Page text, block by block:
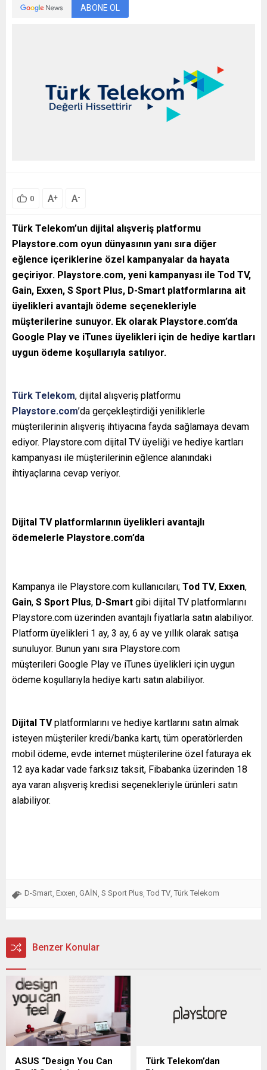
ABONE OL
0 A+ A-
Türk Telekom’un dijital alışveriş platformu
Playstore.com oyun dünyasının yanı sıra diğer
eğlence içeriklerine özel kampanyalar da hayata
geçiriyor. Playstore.com, yeni kampanyası ile Tod TV,
Gain, Exxen, S Sport Plus, D-Smart platformlarına ait
üyelikleri avantajlı ödeme seçenekleriyle
müşterilerine sunuyor. Ek olarak Playstore.com’da
Google Play ve iTunes üyelikleri için de hediye kartları
uygun ödeme koşullarıyla satılıyor.
Türk Telekom, dijital alışveriş platformu
Playstore.com’da gerçekleştirdiği yeniliklerle
müşterilerinin alışveriş ihtiyacına fayda sağlamaya devam
ediyor. Playstore.com dijital TV üyeliği ve hediye kartları
kampanyası ile müşterilerinin eğlence alanındaki
ihtiyaçlarına cevap veriyor.
Dijital TV platformlarının üyelikleri avantajlı
ödemelerle Playstore.com’da
Kampanya ile Playstore.com kullanıcıları; Tod TV, Exxen,
Gain, S Sport Plus, D-Smart gibi dijital TV platformlarını
Playstore.com üzerinden avantajlı fiyatlarla satın alabiliyor.
Platform üyelikleri 1 ay, 3 ay, 6 ay ve yıllık olarak satışa
sunuluyor. Bunun yanı sıra Playstore.com
müşterileri Google Play ve iTunes üyelikleri için uygun
ödeme koşullarıyla hediye kartı satın alabiliyor.
Dijital TVplatformlarını ve hediye kartlarını satın almak
isteyen müşteriler kredi/banka kartı, tüm operatörlerden
mobil ödeme, evde internet müşterilerine özel faturaya ek
12 aya kadar vade farksız taksit, Fibabanka üzerinden 18
aya varan alışveriş kredisi seçenekleriyle ürünleri satın
alabiliyor.
D-Smart, Exxen, GAİN, S Sport Plus, Tod TV, Türk Telekom
Benzer Konular
ASUS “Design You Can
Türk Telekom’dan